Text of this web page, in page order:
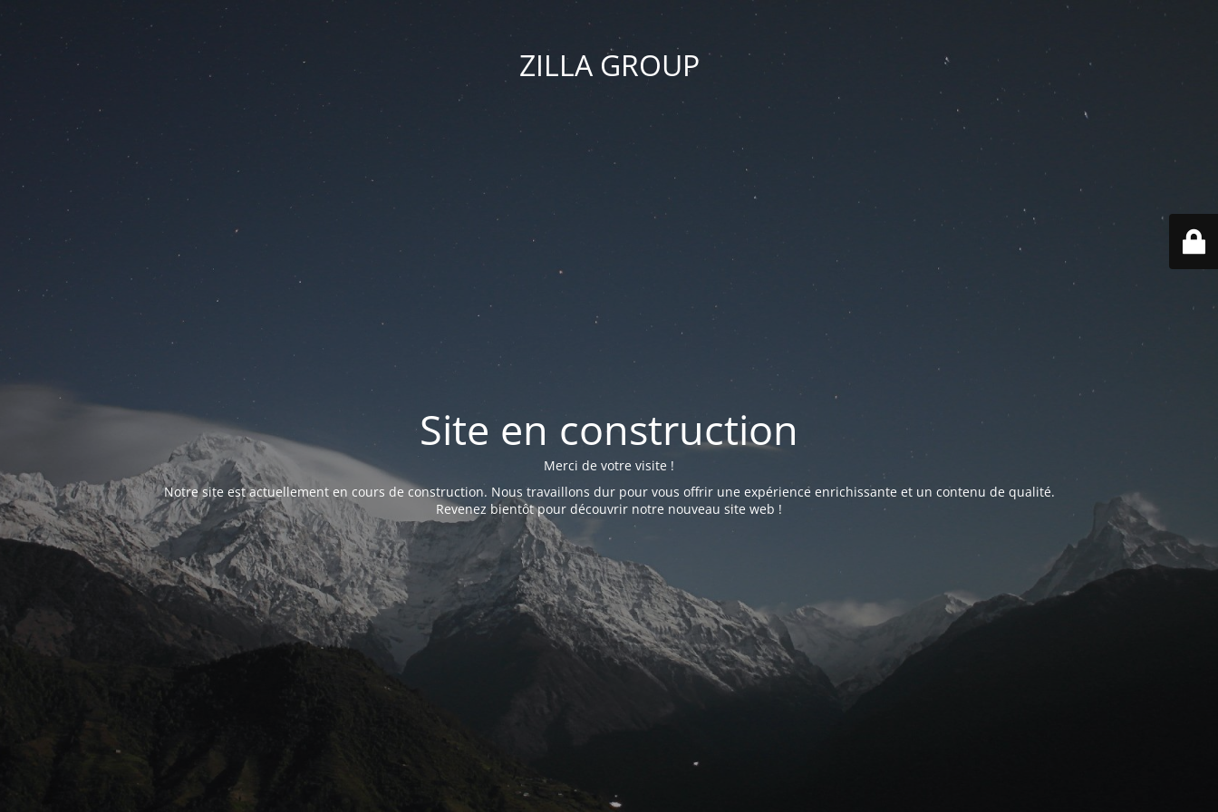
ZILLA GROUP
Site en construction
Merci de votre visite !
Notre site est actuellement en cours de construction. Nous travaillons dur pour vous offrir une expérience enrichissante et un contenu de qualité.
Revenez bientôt pour découvrir notre nouveau site web !